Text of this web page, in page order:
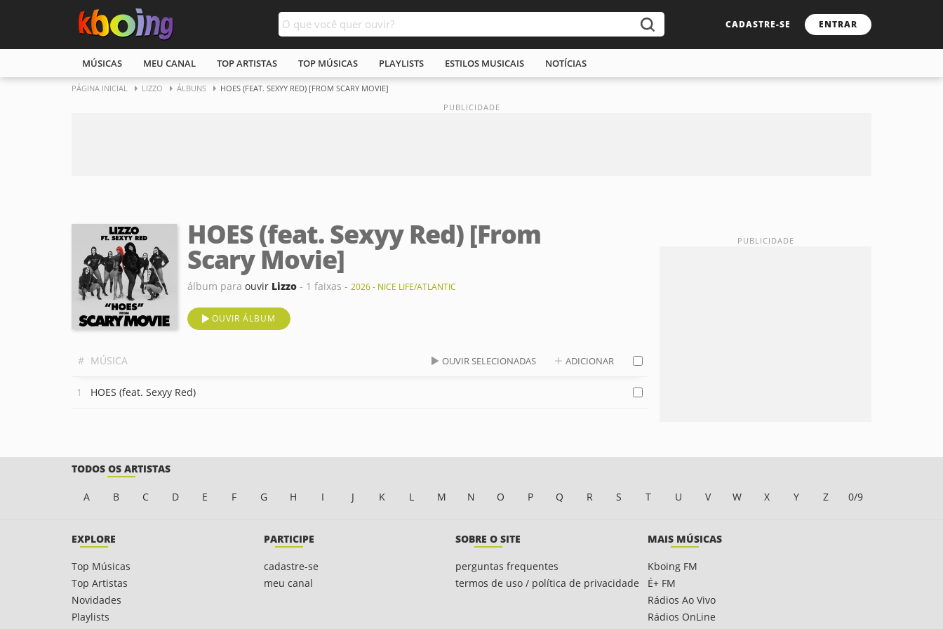
CADASTRE-SE ENTRAR
MÚSICAS MEU CANAL TOP ARTISTAS TOP MÚSICAS PLAYLISTS ESTILOS MUSICAIS NOTÍCIAS
PÁGINA INICIAL LIZZO ÁLBUNS HOES (FEAT. SEXYY RED) [FROM SCARY MOVIE]
HOES (feat. Sexyy Red) [From
Scary Movie]
álbum para ouvir Lizzo - 1 faixas - 2026 - NICE LIFE/ATLANTIC
OUVIR ÁLBUM
# MÚSICA OUVIR SELECIONADAS ADICIONAR
HOES (feat. Sexyy Red)
TODOS OS ARTISTAS
A B C D E F G H I J K L M N O P Q R S T U V W X Y Z 0/9
EXPLORE
Top Músicas
Top Artistas
Novidades
Playlists
PARTICIPE
cadastre-se
meu canal
SOBRE O SITE
perguntas frequentes
termos de uso / política de privacidade
MAIS MÚSICAS
Kboing FM
É+ FM
Rádios Ao Vivo
Rádios OnLine